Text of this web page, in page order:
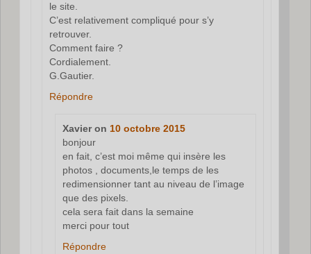
le site.
C’est relativement compliqué pour s’y
retrouver.
Comment faire ?
Cordialement.
G.Gautier.
Répondre
Xavieron 10 octobre 2015
bonjour
en fait, c’est moi même qui insère les
photos , documents,le temps de les
redimensionner tant au niveau de l’image
que des pixels.
cela sera fait dans la semaine
merci pour tout
Répondre